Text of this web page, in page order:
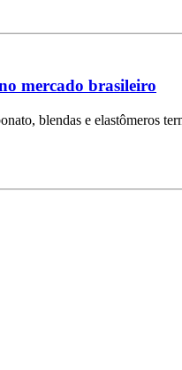
mercado brasileiro
blendas e elastômeros